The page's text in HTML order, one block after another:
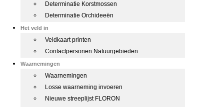
Determinatie Korstmossen
Determinatie Orchideeën
Het veld in
Veldkaart printen
Contactpersonen Natuurgebieden
Waarnemingen
Waarnemingen
Losse waarneming invoeren
Nieuwe streeplijst FLORON